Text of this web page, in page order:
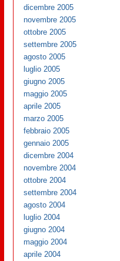
dicembre 2005
novembre 2005
ottobre 2005
settembre 2005
agosto 2005
luglio 2005
giugno 2005
maggio 2005
aprile 2005
marzo 2005
febbraio 2005
gennaio 2005
dicembre 2004
novembre 2004
ottobre 2004
settembre 2004
agosto 2004
luglio 2004
giugno 2004
maggio 2004
aprile 2004